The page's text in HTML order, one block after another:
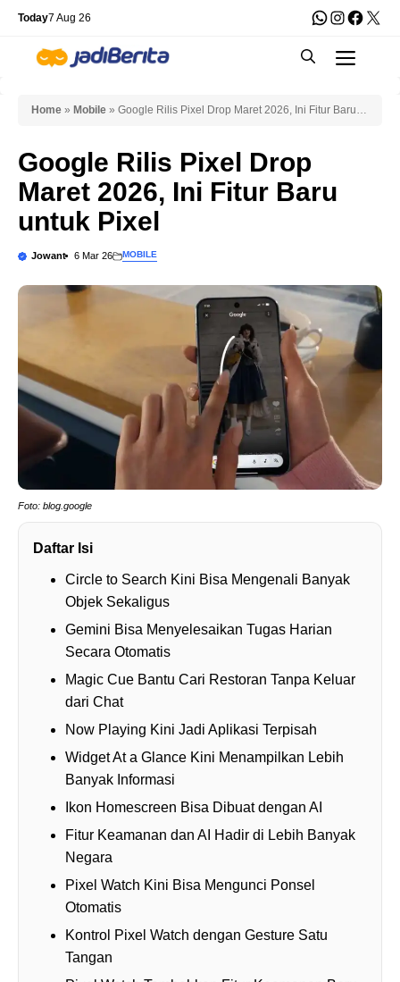
Skip
content
Today7 Aug 26 WhatsApp
X
Home » Mobile » Google Rilis Pixel Drop Maret 2026, Ini Fitur Baru
Google Rilis Pixel Drop
Maret 2026, Ini Fitur Baru
untuk Pixel
Jowant 6 Mar 26 MOBILE
Foto: blog.google
Daftar Isi
Circle to Search Kini Bisa Mengenali Banyak
Objek Sekaligus
Gemini Bisa Menyelesaikan Tugas Harian
Secara Otomatis
Magic Cue Bantu Cari Restoran Tanpa Keluar
dari Chat
Now Playing Kini Jadi Aplikasi Terpisah
Widget At a Glance Kini Menampilkan Lebih
Banyak Informasi
Ikon Homescreen Bisa Dibuat dengan AI
Fitur Keamanan dan AI Hadir di Lebih Banyak
Negara
Pixel Watch Kini Bisa Mengunci Ponsel
Otomatis
Kontrol Pixel Watch dengan Gesture Satu
Tangan